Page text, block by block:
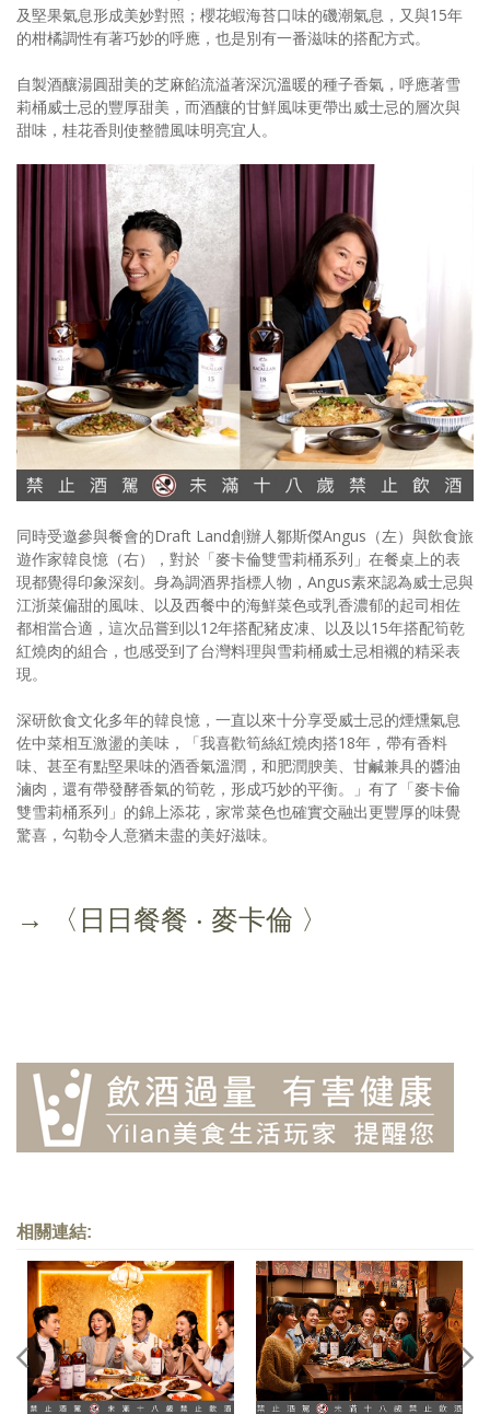
及堅果氣息形成美妙對照；櫻花蝦海苔口味的磯潮氣息，又與15年
的柑橘調性有著巧妙的呼應，也是別有一番滋味的搭配方式。
自製酒釀湯圓甜美的芝麻餡流溢著深沉溫暖的種子香氣，呼應著雪
莉桶威士忌的豐厚甜美，而酒釀的甘鮮風味更帶出威士忌的層次與
甜味，桂花香則使整體風味明亮宜人。
同時受邀參與餐會的Draft Land創辦人鄒斯傑Angus（左）與飲食旅
遊作家韓良憶（右），對於「麥卡倫雙雪莉桶系列」在餐桌上的表
現都覺得印象深刻。身為調酒界指標人物，Angus素來認為威士忌與
江浙菜偏甜的風味、以及西餐中的海鮮菜色或乳香濃郁的起司相佐
都相當合適，這次品嘗到以12年搭配豬皮凍、以及以15年搭配筍乾
紅燒肉的組合，也感受到了台灣料理與雪莉桶威士忌相襯的精采表
現。
深研飲食文化多年的韓良憶，一直以來十分享受威士忌的煙燻氣息
佐中菜相互激盪的美味，「我喜歡筍絲紅燒肉搭18年，帶有香料
味、甚至有點堅果味的酒香氣溫潤，和肥潤腴美、甘鹹兼具的醬油
滷肉，還有帶發酵香氣的筍乾，形成巧妙的平衡。」有了「麥卡倫
雙雪莉桶系列」的錦上添花，家常菜色也確實交融出更豐厚的味覺
驚喜，勾勒令人意猶未盡的美好滋味。
→ 〈日日餐餐 ‧ 麥卡倫 〉
相關連結: